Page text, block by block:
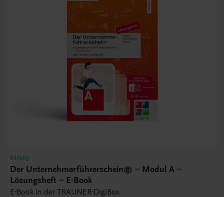
Bildung
Der Unternehmerführerschein® – Modul A –
Lösungsheft – E-Book
E-Book in der TRAUNER-DigiBox